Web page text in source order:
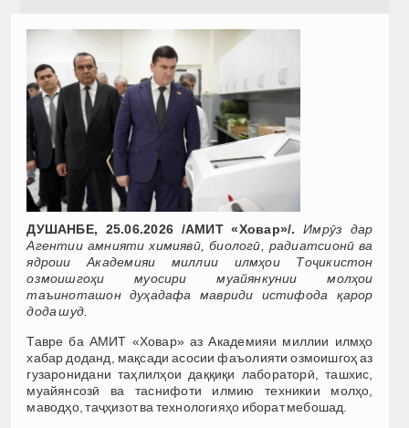
ДУШАНБЕ, 25.06.2026 /АМИТ «Ховар»/.
Имрӯз дар
Агентии амнияти химиявӣ, биологӣ, радиатсионӣ ва
ядроии Академияи миллии илмҳои Тоҷикистон
озмоишгоҳи муосири муайянкунии молҳои
таъиноташон дуҳадафа мавриди истифода қарор
дода шуд.
Тавре ба АМИТ «Ховар» аз Академияи миллии илмҳо
хабар доданд, мақсади асосии фаъолияти озмоишгоҳ аз
гузаронидани таҳлилҳои даққиқи лабораторӣ, ташхис,
муайянсозӣ ва таснифоти илмию техникии молҳо,
маводҳо, таҷҳизот ва технологияҳо иборат мебошад.